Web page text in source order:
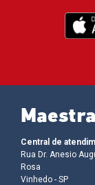
Maestra
Central de
Rua Dr. Anesio
Rosa
Vinhedo - SP